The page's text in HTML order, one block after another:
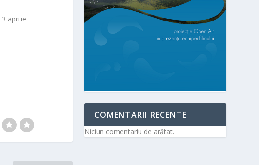
3 aprilie
COMENTARII RECENTE
Niciun comentariu de arătat.